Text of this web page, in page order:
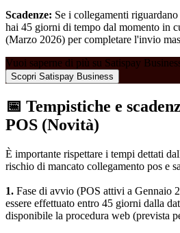
Scadenze: Se i collegamenti
hai 45 giorni di tempo dal momento in
(Marzo 2026) per completare l'invio
Vuoi saperne di più su Satispay
Scopri Satispay Business
📅 Tempistiche e
POS (Novità)
È importante rispettare i tempi dettati
rischio di mancato collegamento pos e
1. Fase di avvio (POS attivi a Gennaio
essere effettuato entro 45 giorni dalla
disponibile la procedura web (prevista